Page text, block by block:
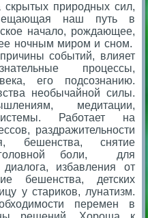
скрытых природных сил,
наш путь в
начало, рождающее,
ночным миром и сном.
событий, влияет
процессы,
его подсознанию.
необычайной силы.
медитации,
Работает на
раздражительности
бешенства, снятие
головной боли, для
диалога, избавления от
бешенства, детских
у стариков, лунатизм.
перемен в